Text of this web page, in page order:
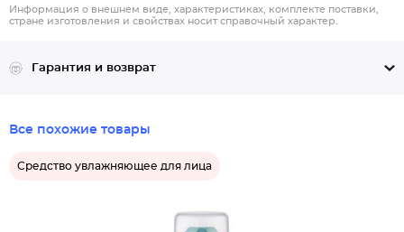
Информация о внешнем виде, характеристиках, комплекте поставки,
стране изготовления и свойствах носит справочный характер.
Гарантия и возврат
Все похожие товары
Средство увлажняющее для лица